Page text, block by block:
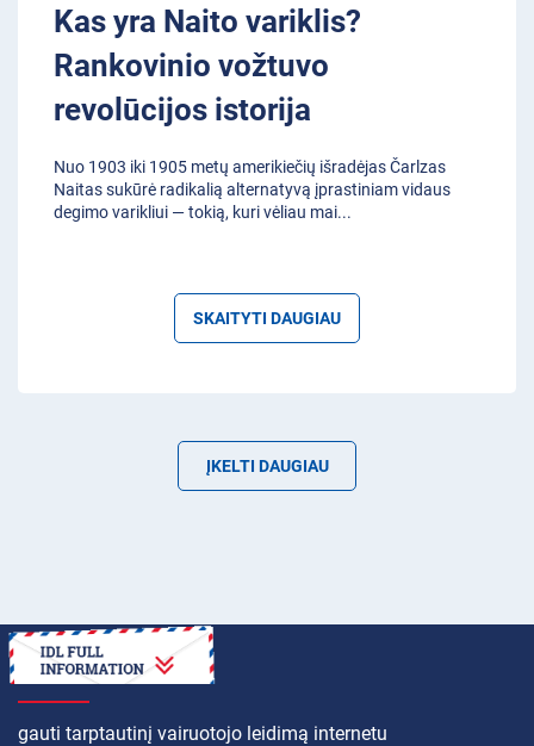
Kas yra Naito variklis?
Rankovinio vožtuvo
revolūcijos istorija
Nuo 1903 iki 1905 metų amerikiečių išradėjas Čarlzas
Naitas sukūrė radikalią alternatyvą įprastiniam vidaus
degimo varikliui — tokią, kuri vėliau mai...
SKAITYTI DAUGIAU
ĮKELTI DAUGIAU
KAIP
gauti tarptautinį vairuotojo leidimą internetu